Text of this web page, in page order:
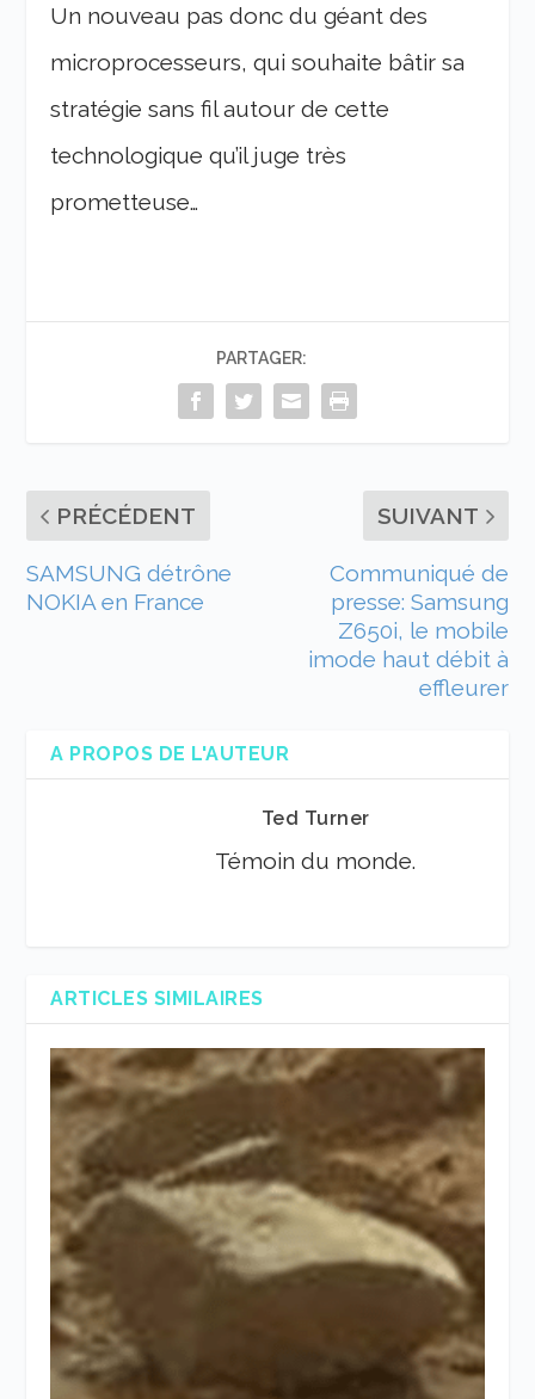
Un nouveau pas donc du géant des
microprocesseurs, qui souhaite bâtir sa
stratégie sans fil autour de cette
technologique qu’il juge très
prometteuse…
PARTAGER:
PRÉCÉDENT
SAMSUNG détrône
NOKIA en France
SUIVANT
Communiqué de
presse: Samsung
Z650i, le mobile
imode haut débit à
effleurer
A PROPOS DE L'AUTEUR
Ted Turner
Témoin du monde.
ARTICLES SIMILAIRES